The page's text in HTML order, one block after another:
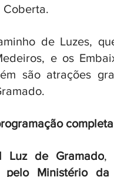
Coberta.
de Luzes,
e os
são atrações
Luz de Gramado,
pelo Ministério